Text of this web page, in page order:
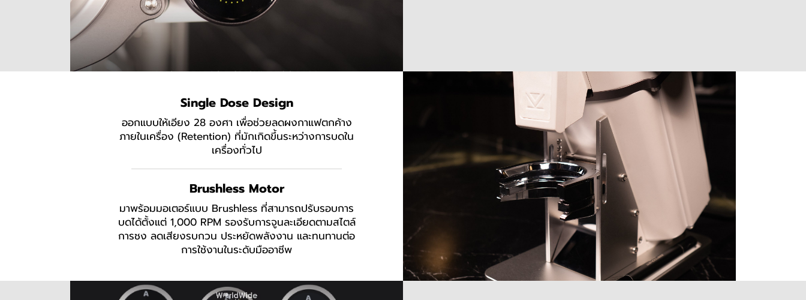
Single Dose Design
ออกแบบให้เอียง 28 องศา เพื่อช่วยลดผงกาแฟตกค้าง
ภายในเครื่อง (Retention) ที่มักเกิดขึ้นระหว่างการบดใน
เครื่องทั่วไป
Brushless Motor
มาพร้อมมอเตอร์แบบ Brushless ที่สามารถปรับรอบการ
บดได้ตั้งแต่ 1,000 RPM รองรับการจูนละเอียดตามสไตล์
การชง ลดเสียงรบกวน ประหยัดพลังงาน และทนทานต่อ
การใช้งานในระดับมืออาชีพ